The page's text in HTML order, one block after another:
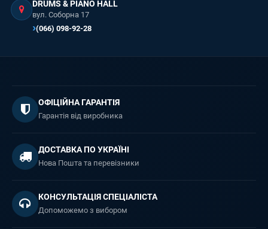
DRUMS & PIANO HALL
вул. Соборна 17
(066) 098-92-28
ОФІЦІЙНА ГАРАНТІЯ
Гарантія від виробника
ДОСТАВКА ПО УКРАЇНІ
Нова Пошта та перевізники
КОНСУЛЬТАЦІЯ СПЕЦІАЛІСТА
Допоможемо з вибором